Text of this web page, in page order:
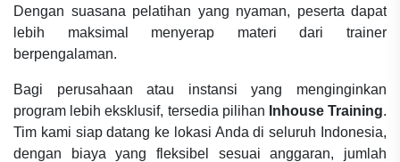
Dengan suasana pelatihan yang nyaman, peserta dapat
lebih maksimal menyerap materi dari trainer
berpengalaman.
Bagi perusahaan atau instansi yang menginginkan
program lebih eksklusif, tersedia pilihan Inhouse Training.
Tim kami siap datang ke lokasi Anda di seluruh Indonesia,
dengan biaya yang fleksibel sesuai anggaran, jumlah